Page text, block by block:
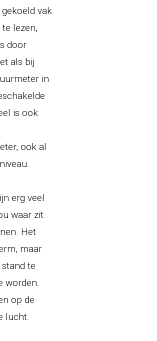
vak
lezen,
door
als bij
in
is ook
ook al
erg veel
waar zit.
Het
maar
te
worden.
op de
lucht.